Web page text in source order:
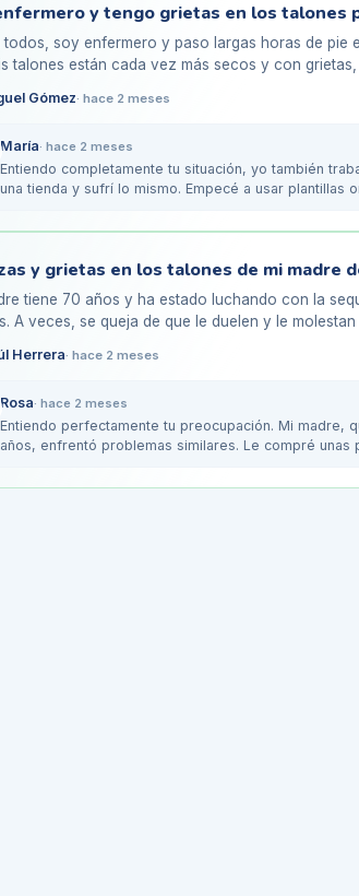
todos, soy enfermero y paso largas horas de pie
talones están cada vez más secos y con
al…
Gómez· hace 2 meses
María· hace 2 meses
Entiendo completamente tu situación, yo también
una tienda y sufrí lo mismo. Empecé a usar plantillas
tiene 70 años y ha estado luchando con la
A veces, se queja de que le duelen y le
Herrera· hace 2 meses
Rosa· hace 2 meses
Entiendo perfectamente tu preocupación. Mi madre,
años, enfrentó problemas similares. Le compré unas